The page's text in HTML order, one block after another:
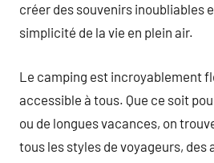
créer des souvenirs inoubliables
simplicité de la vie en plein air.
Le camping est incroyablement
accessible à tous. Que ce soit
ou de longues vacances, on
tous les styles de voyageurs,